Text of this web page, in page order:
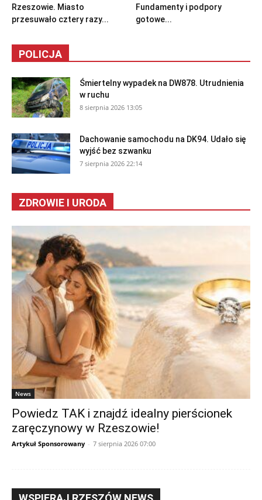
Rzeszowie. Miasto
przesuwało cztery razy...
Fundamenty i podpory
gotowe...
POLICJA
Śmiertelny wypadek na DW878. Utrudnienia
w ruchu
8 sierpnia 2026 13:05
Dachowanie samochodu na DK94. Udało się
wyjść bez szwanku
7 sierpnia 2026 22:14
ZDROWIE I URODA
News
Powiedz TAK i znajdź idealny pierścionek
zaręczynowy w Rzeszowie!
Artykuł Sponsorowany - 7 sierpnia 2026 07:00